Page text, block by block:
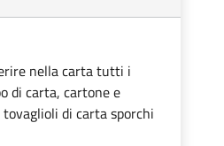
nella carta tutti i
di carta, cartone e
di carta sporchi